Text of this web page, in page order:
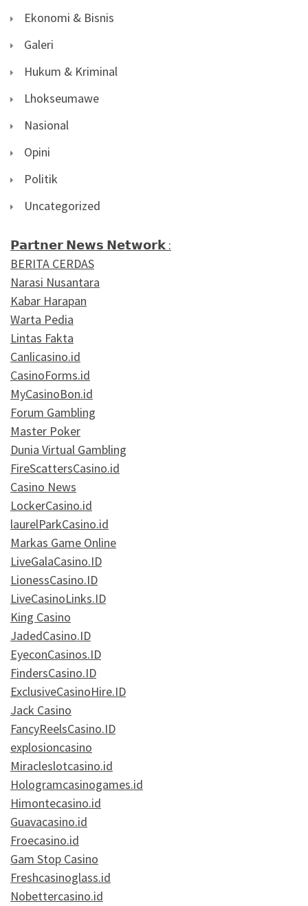
Ekonomi & Bisnis
Galeri
Hukum & Kriminal
Lhokseumawe
Nasional
Opini
Politik
Uncategorized
𝗣𝗮𝗿𝘁𝗻𝗲𝗿 𝗡𝗲𝘄𝘀 𝗡𝗲𝘁𝘄𝗼𝗿𝗸 :
BERITA CERDAS
Narasi Nusantara
Kabar Harapan
Warta Pedia
Lintas Fakta
Canlicasino.id
CasinoForms.id
MyCasinoBon.id
Forum Gambling
Master Poker
Dunia Virtual Gambling
FireScattersCasino.id
Casino News
LockerCasino.id
laurelParkCasino.id
Markas Game Online
LiveGalaCasino.ID
LionessCasino.ID
LiveCasinoLinks.ID
King Casino
JadedCasino.ID
EyeconCasinos.ID
FindersCasino.ID
ExclusiveCasinoHire.ID
Jack Casino
FancyReelsCasino.ID
explosioncasino
Miracleslotcasino.id
Hologramcasinogames.id
Himontecasino.id
Guavacasino.id
Froecasino.id
Gam Stop Casino
Freshcasinoglass.id
Nobettercasino.id